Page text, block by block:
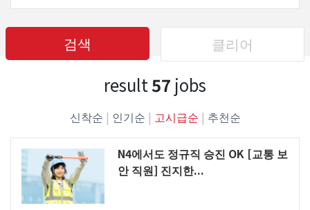
검색 클리어
result57 jobs
신착순 | 인기순 | 고시급순 | 추천순
N4에서도 정규직 승진 OK [교통 보
안 직원] 진지한...